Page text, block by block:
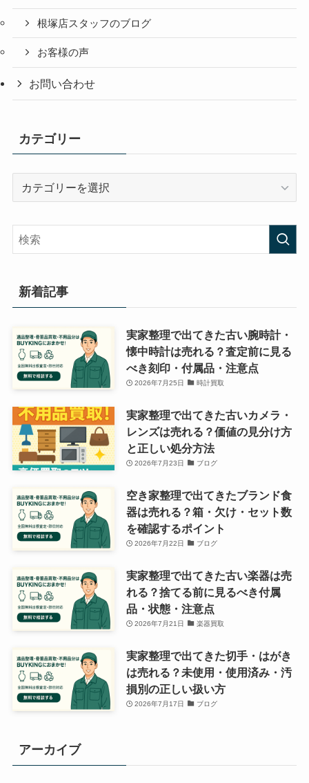
根塚店スタッフのブログ
お客様の声
お問い合わせ
カテゴリー
リ
新着記事
実家整理で出てきた古い腕時計・
懐中時計は売れる？査定前に見る
べき刻印・付属品・注意点
2026年7月25日 時計買取
実家整理で出てきた古いカメラ・
レンズは売れる？価値の見分け方
と正しい処分方法
2026年7月23日 ブログ
空き家整理で出てきたブランド食
器は売れる？箱・欠け・セット数
を確認するポイント
2026年7月22日 ブログ
実家整理で出てきた古い楽器は売
れる？捨てる前に見るべき付属
品・状態・注意点
2026年7月21日 楽器買取
実家整理で出てきた切手・はがき
は売れる？未使用・使用済み・汚
損別の正しい扱い方
2026年7月17日 ブログ
アーカイブ